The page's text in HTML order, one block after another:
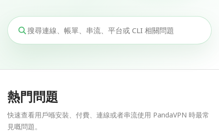
熱門問題
快速查看用戶喺安裝、付費、連線或者串流使用 PandaVPN 時最常
見嘅問題。